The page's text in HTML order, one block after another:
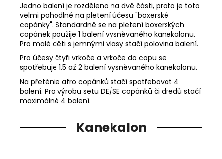
Jedno balení je rozděleno na dvě části, proto je toto
velmi pohodlné na pletení účesu "boxerské
copánky". Standardně se na pletení boxerských
copánek použije 1 balení vysněvaného kanekalonu.
Pro malé děti s jemnými vlasy stačí polovina balení.
Pro účesy čtyři vrkoče a vrkoče do copu se
spotřebuje 1.5 až 2 balení vysněvaného kanekalonu.
Na přeténie afro copánků stačí spotřebovat 4
balení. Pro výrobu setu DE/SE copánků či dredů stačí
maximálně 4 balení.
Kanekalon